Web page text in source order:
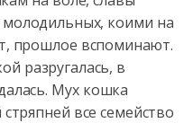
коими на
прошлое вспоминают.
разругалась, в
Мух кошка
все семейство